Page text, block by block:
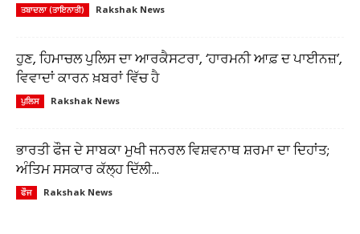
ਤਬਾਦਲਾ (ਤਾਇਨਾਤੀ) Rakshak News
ਹੁਣ, ਹਿਮਾਚਲ ਪੁਲਿਸ ਦਾ ਆਰਕੈਸਟਰਾ, ‘ਹਾਰਮਨੀ ਆਫ਼ ਦ ਪਾਈਨਜ਼’,
ਵਿਵਾਦਾਂ ਕਾਰਨ ਖ਼ਬਰਾਂ ਵਿੱਚ ਹੈ
ਪੁਲਿਸ Rakshak News
ਭਾਰਤੀ ਫੌਜ ਦੇ ਸਾਬਕਾ ਮੁਖੀ ਜਨਰਲ ਵਿਸ਼ਵਨਾਥ ਸ਼ਰਮਾ ਦਾ ਦਿਹਾਂਤ;
ਅੰਤਿਮ ਸਸਕਾਰ ਕੱਲ੍ਹ ਦਿੱਲੀ...
ਫੌਜ Rakshak News